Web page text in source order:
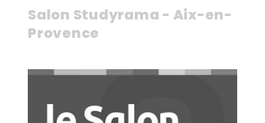
Salon Studyrama - Aix-en-
Provence